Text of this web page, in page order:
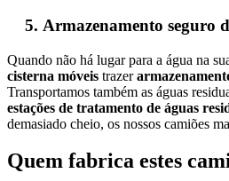
Armazenamento seguro
Quando não há lugar para a água na
cisterna móveis trazer
Transportamos também as águas
estações de tratamento de águas
demasiado cheio, os nossos camiões
Quem fabrica estes